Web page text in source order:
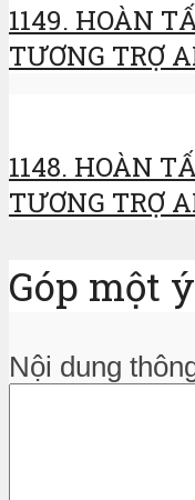
1149. HOÀN
TƯƠNG TRỢ
1148. HOÀN
TƯƠNG TRỢ
Góp một
Nội dung